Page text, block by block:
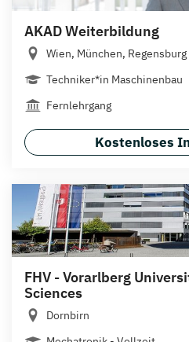
AKAD Weiterbildung
Wien, München, Regensburg
Techniker*in Maschinenbau
Fernlehrgang
Kostenloses
FHV - Vorarlberg
Sciences
Dornbirn